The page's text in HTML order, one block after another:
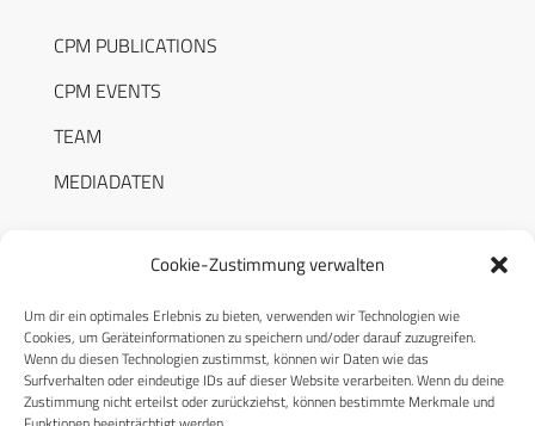
Cookie-Zustimmung verwalten
Um dir ein optimales Erlebnis zu bieten, verwenden wir Technologien wie
Cookies, um Geräteinformationen zu speichern und/oder darauf zuzugreifen.
Wenn du diesen Technologien zustimmst, können wir Daten wie das
Surfverhalten oder eindeutige IDs auf dieser Website verarbeiten. Wenn du deine
Zustimmung nicht erteilst oder zurückziehst, können bestimmte Merkmale und
CPM PUBLICATIONS
CPM EVENTS
TEAM
MEDIADATEN
RECHTLICHES
Datenschutzerklärung